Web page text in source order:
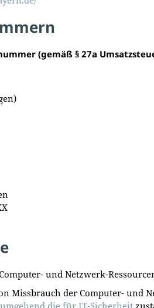
(gemäß § 27a
und Netzwerk-
Missbrauch der Computer- und